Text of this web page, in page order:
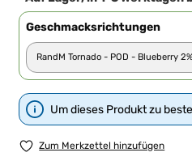
Geschmacksrichtungen
Um dieses Produkt zu
Zum Merkzettel hinzufügen